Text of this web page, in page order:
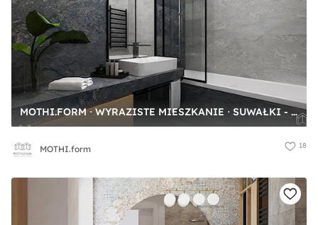
MOTHI.FORM ⋅ WYRAZISTE MIESZKANIE ⋅ SUWAŁKI - Średnia bez okna łazienka, styl industrialny - zdjęcie od MOTHI.form
MOTHI.form 18